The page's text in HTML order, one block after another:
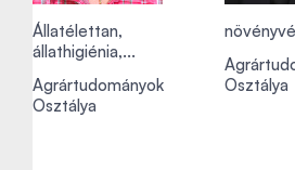
Állatélettan,
állathigiénia,...
Agrártudományok
Osztálya
Osztálya